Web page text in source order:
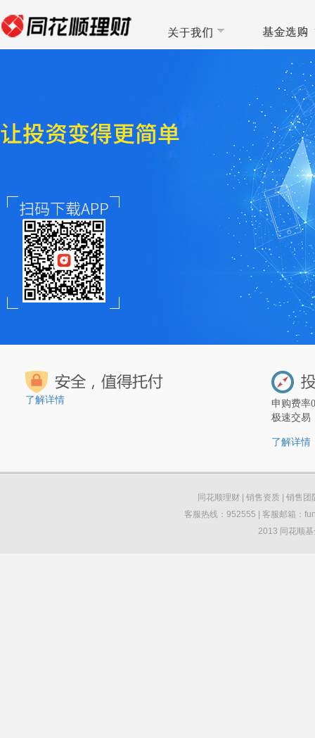
了解详情
申购费率
极速交易
了解详情
同花顺理财 销售资质
销售团
客服热线：952555 | 客服邮箱：
2013 同花顺